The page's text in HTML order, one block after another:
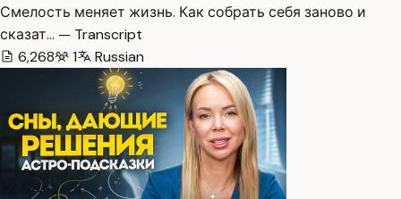
Смелость меняет жизнь. Как собрать себя заново и
сказат… — Transcript
6,268
1 Russian